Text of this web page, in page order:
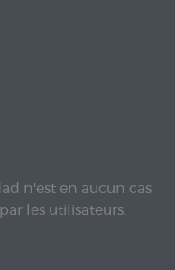
n'est en aucun cas
les utilisateurs.